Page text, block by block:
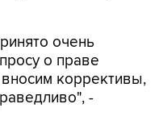
очень
о праве
коррективы,
-